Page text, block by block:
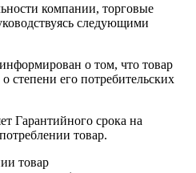
компании, торговые
следующими
о том, что товар
степени его потребительских
Гарантийного срока на
товар.
товар